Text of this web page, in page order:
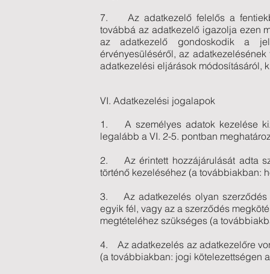
7. Az adatkezelő felelős a
továbbá az adatkezelő igazolja ezen
az adatkezelő gondoskodik a
érvényesüléséről, az
adatkezelési eljárások módosításáról,
VI. Adatkezelési jogalapok
1. A személyes adatok kezelése
legalább a VI. 2-5. pontban
2. Az érintett hozzájárulását adta
történő kezeléséhez (a továbbiakban:
3. Az adatkezelés olyan szerződés
egyik fél, vagy az a szerződés
megtételéhez szükséges (a
4. Az adatkezelés az adatkezelőre
(a továbbiakban: jogi kötelezettségen